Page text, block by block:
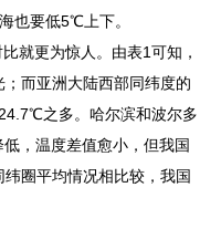
也要低5℃上下。
就更为惊人。由表1可知，
而亚洲大陆西部同纬度的
之多。哈尔滨和波尔多
，温度差值愈小，但我国
圈平均情况相比较，我国